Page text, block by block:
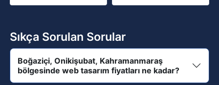
Sıkça Sorulan Sorular
Boğaziçi, Onikişubat, Kahramanmaraş
bölgesinde web tasarım fiyatları ne kadar?